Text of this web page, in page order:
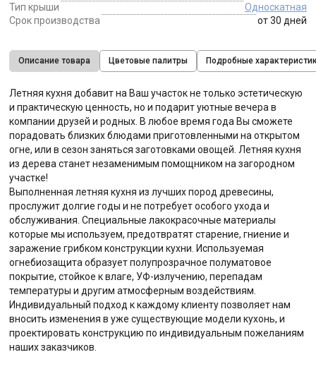
Тип крыши
Односкатная
Срок производства
от 30 дней
Описание товара Цветовые палитры Подробные
Летняя кухня добавит на Ваш участок не только эстетическую
и практическую ценность, но и подарит уютные вечера в
компании друзей и родных. В любое время года Вы сможете
порадовать близких блюдами приготовленными на открытом
огне, или в сезон заняться заготовками овощей. Летняя кухня
из дерева станет незаменимым помощником на загородном
участке!
Выполненная летняя кухня из лучших пород древесины,
прослужит долгие годы и не потребует особого ухода и
обслуживания. Специальные лакокрасочные материалы
которые мы используем, предотвратят старение, гниение и
заражение грибком конструкции кухни. Используемая
огнебиозащита образует полупрозрачное полуматовое
покрытие, стойкое к влаге, УФ-излучению, перепадам
температуры и другим атмосферным воздействиям.
Индивидуальный подход к каждому клиенту позволяет нам
вносить изменения в уже существующие модели кухонь, и
проектировать конструкцию по индивидуальным пожеланиям
наших заказчиков.